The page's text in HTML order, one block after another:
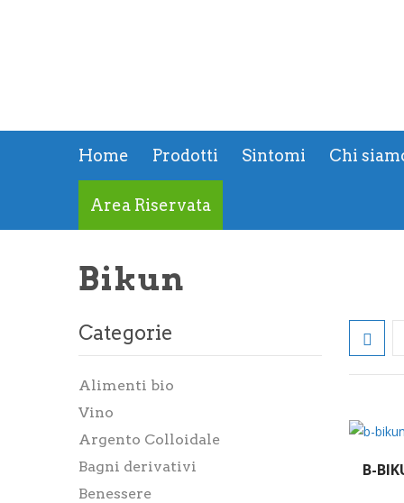
Home Prodotti Sintomi Chi
Area Riservata
Bikun
Categorie
Alimenti bio
Vino
Argento Colloidale
Bagni derivativi
Benessere
B-